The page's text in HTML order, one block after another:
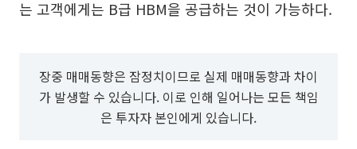
는 고객에게는 B급 HBM을 공급하는 것이 가능하다.
장중 매매동향은 잠정치이므로 실제 매매동향과 차이
가 발생할 수 있습니다. 이로 인해 일어나는 모든 책임
은 투자자 본인에게 있습니다.